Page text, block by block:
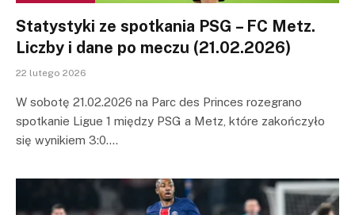
Statystyki ze spotkania PSG – FC Metz.
Liczby i dane po meczu (21.02.2026)
22 lutego 2026
W sobotę 21.02.2026 na Parc des Princes rozegrano
spotkanie Ligue 1 między PSG a Metz, które zakończyło
się wynikiem 3:0.…